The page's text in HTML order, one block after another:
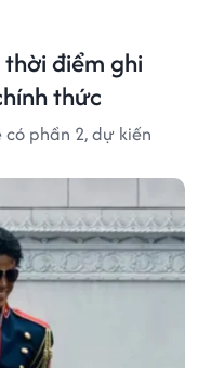
điểm ghi
thức
có phần 2, dự kiến